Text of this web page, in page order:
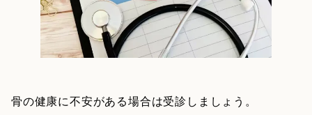
骨の健康に不安がある場合は受診しましょう。